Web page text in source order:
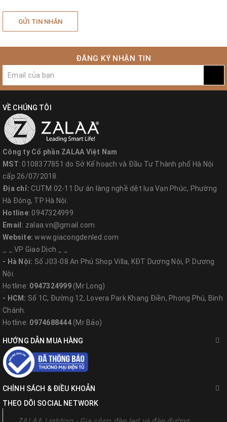
GỬI TIN NHẮN
ĐĂNG KÝ NHẬN TIN
VỀ CHÚNG TÔI
Công ty Cổ phần ZALAA Việt Nam
MST: 0108377851 do Sở Kế hoạch và Đầu Tư Thành phố Hà Nội
cấp 26/07/2018.
Địa chỉ: CUTM 02-11 Dự án làng nghề dệt lụa Vạn Phúc, Phường
Hà Đông, TP Hà Nội.
Hotline: 0947324999
Email: zalaa.vn@gmail.com
Website:www.giacongdenled.com
_ _ VP Giao Dịch _ _
- Hà Nội: Số J03-08 An Phú Shop Villa, KĐT Dương Nội, P. Dương
Nội.
Hotline: 0947324999(Mr Long)
- HCM: Số 1C, Đường 12, Lovera Park Khang Điền, Phong Phú, Bình
Chánh.
Hotline: 0974688444(Mr Bảo)
HƯỚNG DẪN MUA HÀNG
CHÍNH SÁCH & ĐIỀU KHOẢN
THEO DÕI SOCIAL NETWORK